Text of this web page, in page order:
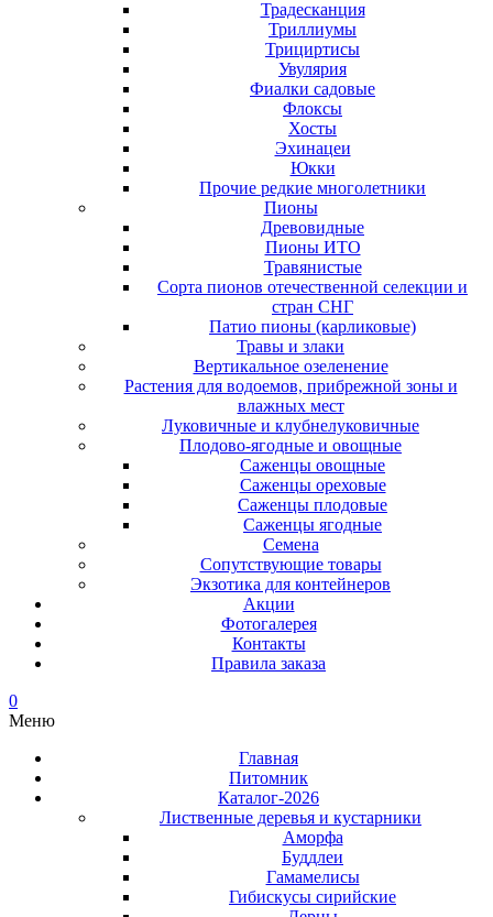
Традесканция
Триллиумы
Трициртисы
Увулярия
Фиалки садовые
Флоксы
Хосты
Эхинацеи
Юкки
Прочие редкие многолетники
Пионы
Древовидные
Пионы ИТО
Травянистые
Сорта пионов отечественной селекции и
стран СНГ
Патио пионы (карликовые)
Травы и злаки
Вертикальное озеленение
Растения для водоемов, прибрежной зоны и
влажных мест
Луковичные и клубнелуковичные
Плодово-ягодные и овощные
Саженцы овощные
Саженцы ореховые
Саженцы плодовые
Саженцы ягодные
Семена
Сопутствующие товары
Экзотика для контейнеров
Акции
Фотогалерея
Контакты
Правила заказа
0
Меню
Главная
Питомник
Каталог-2026
Лиственные деревья и кустарники
Аморфа
Буддлеи
Гамамелисы
Гибискусы сирийские